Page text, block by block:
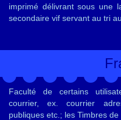
imprimé délivrant sous une
secondaire vif servant au tri
Faculté de certains
courrier, ex. courrier
publiques etc.; les Timbres